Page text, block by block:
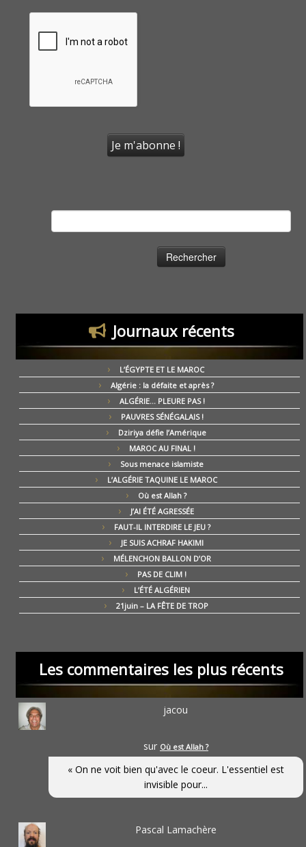
Journaux récents
L’ÉGYPTE ET LE MAROC
Algérie : la défaite et après ?
ALGÉRIE… PLEURE PAS !
PAUVRES SÉNÉGALAIS !
Dziriya défie l’Amérique
MAROC AU FINAL !
Sous menace islamiste
L’ALGÉRIE TAQUINE LE MAROC
Où est Allah ?
J’AI ÉTÉ AGRESSÉE
FAUT-IL INTERDIRE LE JEU ?
JE SUIS ACHRAF HAKIMI
MÉLENCHON BALLON D’OR
PAS DE CLIM !
L’ÉTÉ ALGÉRIEN
21juin – LA FÊTE DE TROP
Les commentaires les plus récents
jacou
sur Où est Allah ?
« On ne voit bien qu'avec le coeur. L'essentiel est
invisible pour...
Pascal Lamachère